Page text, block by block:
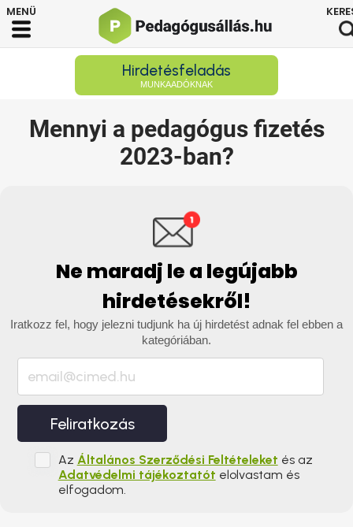
Hirdetésfeladás
MUNKAADÓKNAK
Mennyi a pedagógus fizetés
2023-ban?
Ne maradj le a legújabb
hirdetésekről!
Iratkozz fel, hogy jelezni tudjunk ha új hirdetést adnak fel ebben a
kategóriában.
Feliratkozás
Az Általános Szerződési Feltételeket és az
Adatvédelmi tájékoztatót elolvastam és
elfogadom.